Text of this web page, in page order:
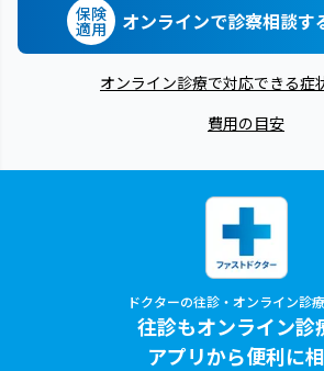
保険
適用 オンラインで診察相談す
オンライン診療で対応できる症
費用の目安
ドクターの往診・オンライン診
往診もオンライン診
アプリから便利に